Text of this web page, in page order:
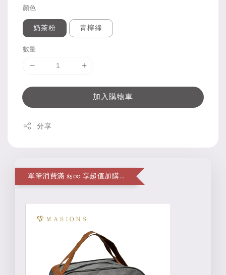
顏色
奶茶粉 青檸綠
數量
加入購物車
分享
單筆消費滿 $500 享超值加購便當袋